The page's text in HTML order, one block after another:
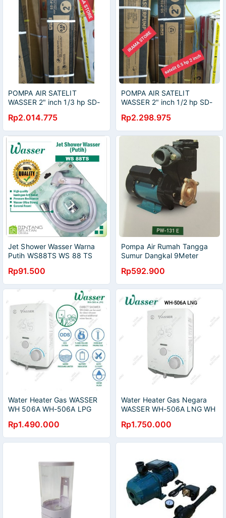
POMPA AIR SATELIT
WASSER 2" inch 1/3 hp SD-
/POMPA SUBMERSIBLE
CELUP
Rp2.014.775
POMPA AIR SATELIT
WASSER 2" inch 1/2 hp SD-
/POMPA SUBMERSIBLE
CELUP
Rp2.298.975
Jet Shower Wasser Warna
Putih WS88TS WS 88 TS
Rp91.500
Pompa Air Rumah Tangga
Sumur Dangkal 9Meter
Rp592.900
Water Heater Gas WASSER
WH 506A WH-506A LPG
Rp1.490.000
Water Heater Gas Negara
WASSER WH-506A LNG WH
Gas Negara
Rp1.750.000